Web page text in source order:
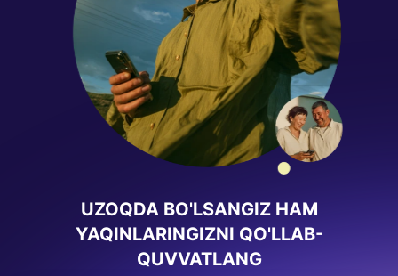
UZOQDA BO'LSANGIZ HAM
YAQINLARINGIZNI QO'LLAB-
QUVVATLANG